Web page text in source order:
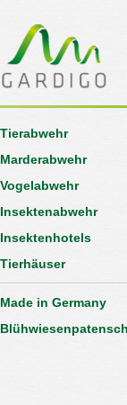
Tierabwehr
Marderabwehr
Vogelabwehr
Insektenabwehr
Insektenhotels
Tierhäuser
Made in Germany